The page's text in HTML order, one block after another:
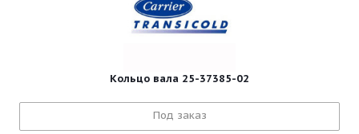
Кольцо вала 25-37385-02
Под заказ